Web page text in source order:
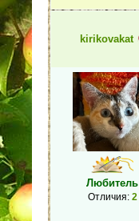
kirikovakat
Любитель
Отличия: 2